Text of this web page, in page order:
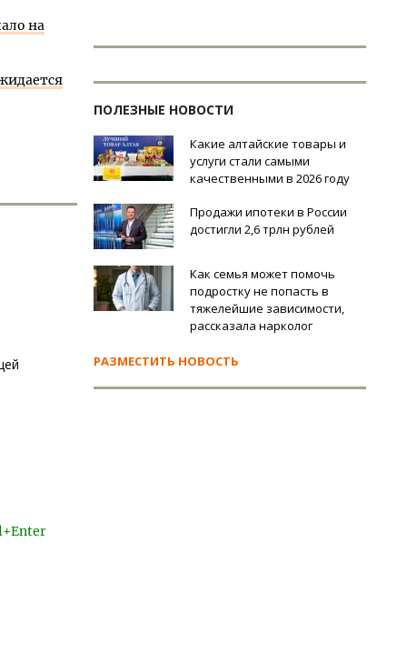
на
ПОЛЕЗНЫЕ НОВОСТИ
Какие алтайские товары и
услуги стали самыми
качественными в 2026 году
Продажи ипотеки в России
достигли 2,6 трлн рублей
Как семья может помочь
подростку не попасть в
тяжелейшие зависимости,
рассказала нарколог
РАЗМЕСТИТЬ НОВОСТЬ